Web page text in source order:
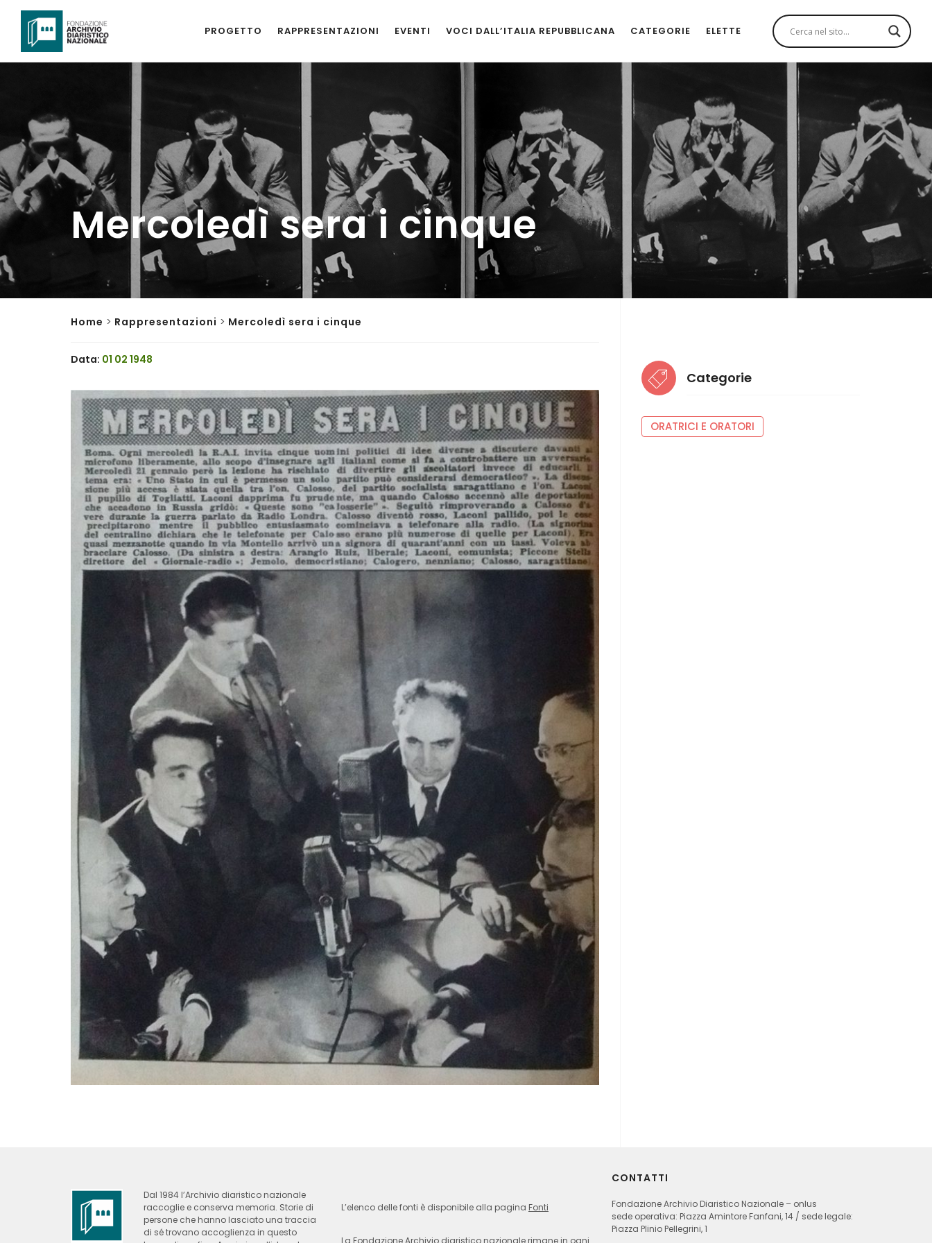
PROGETTO RAPPRESENTAZIONI EVENTI VOCI DALL’ITALIA REPUBBLICANA CATEGORIE ELETTE
Mercoledì sera i cinque
Home > Rappresentazioni > Mercoledì sera i cinque
Data: 01 02 1948
Categorie
ORATRICI E ORATORI
Dal 1984 l’Archivio diaristico nazionale
raccoglie e conserva memoria. Storie di
persone che hanno lasciato una traccia
di sé trovano accoglienza in questo
L’elenco delle fonti è disponibile alla pagina Fonti
La Fondazione Archivio diaristico nazionale rimane in ogni
CONTATTI
Fondazione Archivio Diaristico Nazionale – onlus
sede operativa: Piazza Amintore Fanfani, 14 / sede legale:
Piazza Plinio Pellegrini, 1